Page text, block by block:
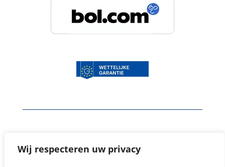
Wij respecteren uw privacy